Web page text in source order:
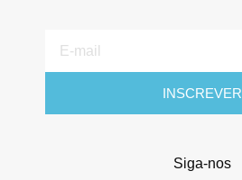
mail
INSCREVER
Siga-nos